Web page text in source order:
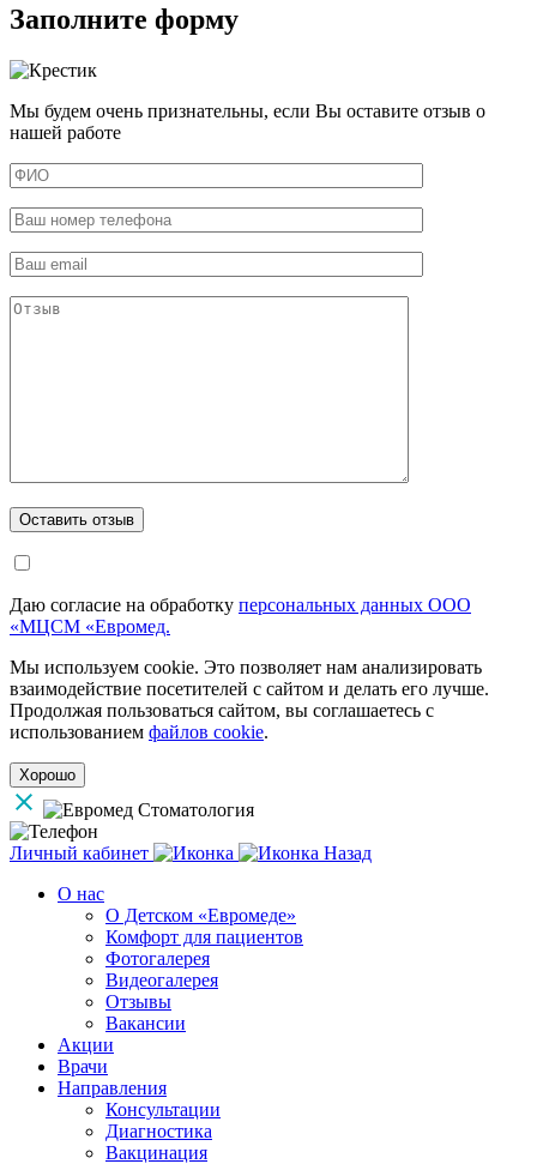
Заполните форму
Мы будем очень признательны, если Вы оставите отзыв о
нашей работе
Даю согласие на обработку персональных данных ООО
«МЦСМ «Евромед.
Мы используем cookie. Это позволяет нам анализировать
взаимодействие посетителей с сайтом и делать его лучше.
Продолжая пользоваться сайтом, вы соглашаетесь с
использованием файлов cookie.
Хорошо
Личный кабинет
Назад
О нас
О Детском «Евромеде»
Комфорт для пациентов
Фотогалерея
Видеогалерея
Отзывы
Вакансии
Акции
Врачи
Направления
Консультации
Диагностика
Вакцинация